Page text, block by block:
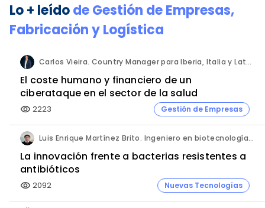
Lo + leídodeGestión de Empresas,
Fabricación y Logística
Carlos Vieira. Country Manager para Iberia, Italia y Latam. Hornetsecurity.
El coste humano y financiero de un
ciberataque en el sector de la salud
visibility 2223 Gestión de Empresas
Luis Enrique Martínez Brito. Ingeniero en biotecnología, México.
La innovación frente a bacterias resistentes a
antibióticos
visibility 2092 Nuevas Tecnologías